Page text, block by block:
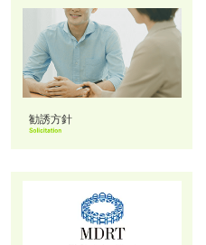
勧誘方針